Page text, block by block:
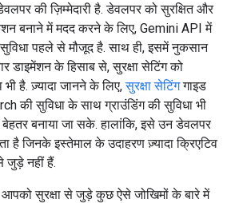
की ज़िम्मेदारी है. डेवलपर को सुरक्षित और
बनाने में मदद करने के लिए, Gemini API में
पहले से मौजूद है. साथ ही, इसमें नुकसान
डाइमेंशन के हिसाब से, सुरक्षा सेटिंग को
है. ज़्यादा जानने के लिए,सुरक्षा सेटिंगगाइड
की सुविधा के साथ ग्राउंडिंग की सुविधा भी
बेहतर बनाया जा सके. हालांकि, इसे उन डेवलपर
है जिनके इस्तेमाल के उदाहरण ज़्यादा क्रिएटिव
जुड़े नहीं हैं.
सुरक्षा से जुड़े कुछ ऐसे जोखिमों के बारे में